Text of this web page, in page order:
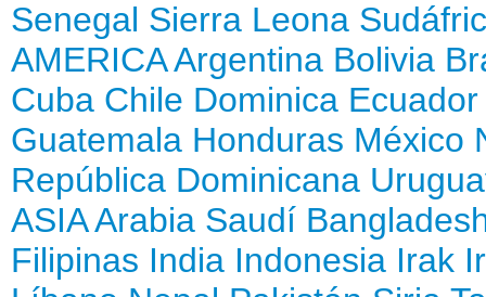
Senegal Sierra Leona
AMERICAArgentina Bolivia
Cuba Chile Dominica Ecuador
Guatemala Honduras México
República Dominicana
ASIAArabia Saudí
Filipinas India Indonesia Irak